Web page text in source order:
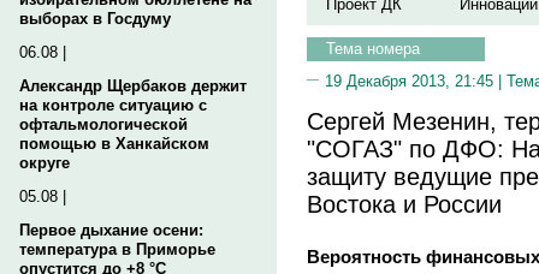
выборах в Госдуму
06.08 |
Александр Щербаков держит
на контроле ситуацию с
офтальмологической
помощью в Ханкайском
округе
05.08 |
Первое дыхание осени:
температура в Приморье
опустится до +8 °C
Проект ДК
Инновации
Тема номера
19 Декабря 2013, 21:45 |
Сергей Мезенин,
"СОГАЗ" по ДФО:
защиту ведущие
Востока и России
Вероятность